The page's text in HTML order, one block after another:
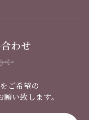
わせ
ご希望の
い致します。